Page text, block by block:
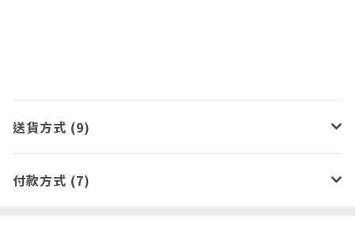
送貨方式 (9)
付款方式 (7)